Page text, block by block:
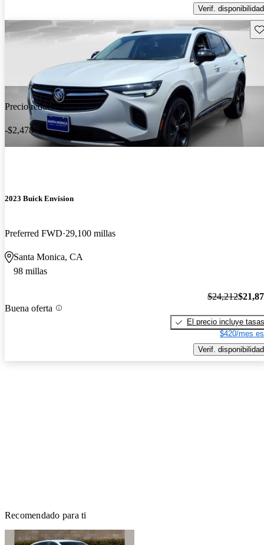
Verif. disponibilidad
Precio reducido
-$2,478
2023 Buick Envision
Preferred FWD 29,100 millas
Santa Monica, CA
98 millas
Buena oferta
$24,212
El precio incluye tasas
$420/mes
Verif. disponibilidad
Recomendado para ti